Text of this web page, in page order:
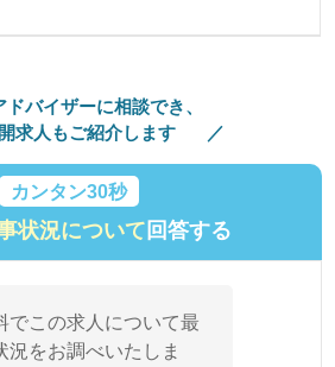
バイザーに相談でき、
求人もご紹介します
カンタン30秒
状況について回答する
でこの求人について最
況をお調べいたしま